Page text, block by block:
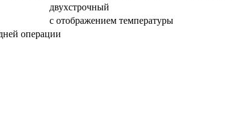
двухстрочный
с отображением температуры
операции